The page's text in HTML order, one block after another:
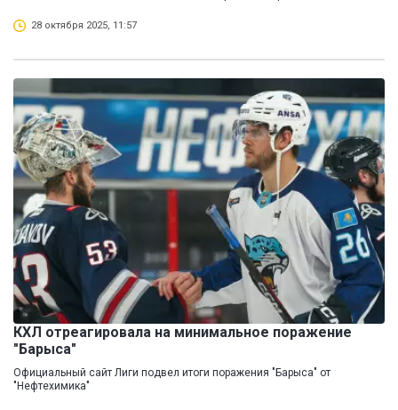
28 октября 2025, 11:57
КХЛ отреагировала на минимальное поражение
"Барыса"
Официальный сайт Лиги подвел итоги поражения "Барыса" от
"Нефтехимика"